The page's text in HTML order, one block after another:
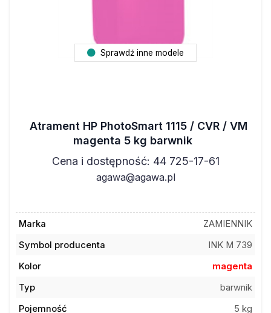
Sprawdź inne modele
Atrament HP PhotoSmart 1115 / CVR / VM
magenta 5 kg barwnik
Cena i dostępność: 44 725-17-61
agawa@agawa.pl
Marka
ZAMIENNIK
Symbol producenta
INK M 739
Kolor
magenta
Typ
barwnik
Pojemność
5 kg